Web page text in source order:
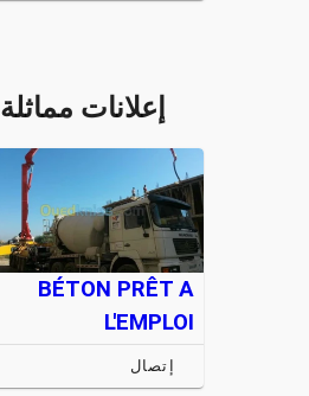
إعلانات مماثلة
BÉTON PRÊT A
L'EMPLOI
إتصال